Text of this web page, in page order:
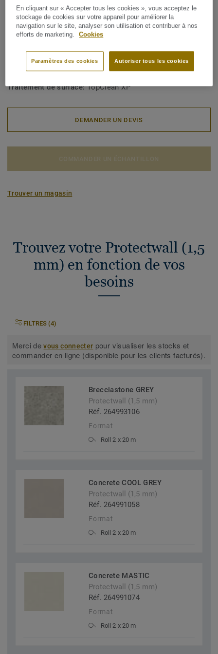
Type de revêtement de sol:Revêtements muraux à usage
intense
Epaisseur totale:1,50 mm
Masse surfacique totale:2400 g/m²
Epaisseur de la couche d'usure:0,15 mm
Traitement de surface:TopClean XP
DEMANDER UN DEVIS
Trouver un magasin
Trouvez votre Protectwall (1,5
mm) en fonction de vos
besoins
FILTRES (4)
Merci devous connecter pour visualiser les stocks et
commander en ligne (disponible pour les clients facturés).
Brecciastone GREY
Protectwall (1,5 mm)
Réf. 264993106
Format
Roll 2 x 20 m
Concrete COOL GREY
Protectwall (1,5 mm)
Réf. 264991058
Format
Roll 2 x 20 m
Concrete MASTIC
Protectwall (1,5 mm)
Réf. 264991074
Format
Roll 2 x 20 m
En cliquant sur « Accepter tous les cookies », vous acceptez le
stockage de cookies sur votre appareil pour améliorer la
navigation sur le site, analyser son utilisation et contribuer à nos
efforts de marketing.
Cookies
Autoriser tous les cookies
Paramètres des cookies